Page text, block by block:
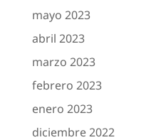
mayo 2023
abril 2023
marzo 2023
febrero 2023
enero 2023
diciembre 2022